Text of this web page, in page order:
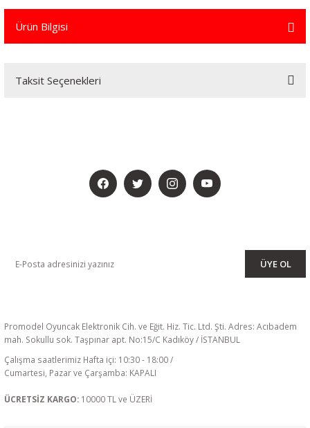
Ürün Bilgisi
Taksit Seçenekleri
ÜYE OL
Promodel Oyuncak Elektronik Cih. ve Eğit. Hiz. Tic. Ltd. Şti. Adres: Acıbadem
mah. Sokullu sok. Taşpınar apt. No:15/C Kadıköy / İSTANBUL
Çalışma saatlerimiz Hafta içi: 10:30 - 18:00 /
Cumartesi, Pazar ve Çarşamba: KAPALI
ÜCRETSİZ KARGO: 10000 TL ve ÜZERİ